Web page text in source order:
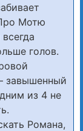
Мотю
голов.
завышенный
из 4 не
Романа,